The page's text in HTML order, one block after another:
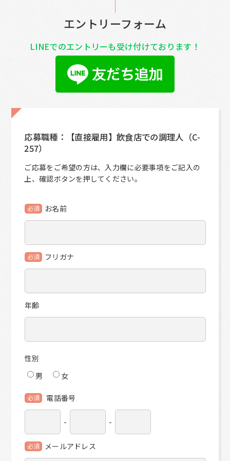
エントリーフォーム
LINEでのエントリーも受け付けております！
応募職種：【直接雇用】飲食店での調理人（C-
257）
ご応募をご希望の方は、入力欄に必要事項をご記入の
上、確認ボタンを押してください。
必須 お名前
必須 フリガナ
年齢
性別
男
女
必須 電話番号
- -
必須 メールアドレス